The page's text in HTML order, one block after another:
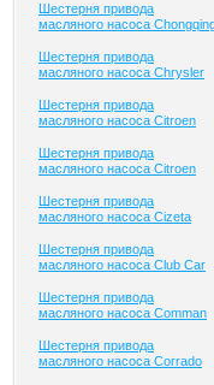
Шестерня привода
масляного насоса
Шестерня привода
масляного насоса Chrysler
Шестерня привода
масляного насоса Citroen
Шестерня привода
масляного насоса Citroen
Шестерня привода
масляного насоса Cizeta
Шестерня привода
масляного насоса Club Сar
Шестерня привода
масляного насоса Comman
Шестерня привода
масляного насоса Corrado